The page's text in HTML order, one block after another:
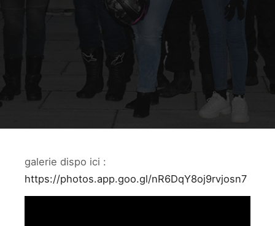
galerie dispo ici :
https://photos.app.goo.gl/nR6DqY8oj9rvjosn7